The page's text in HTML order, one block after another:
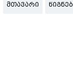
ᲛᲗᲐᲕᲐᲠᲘ